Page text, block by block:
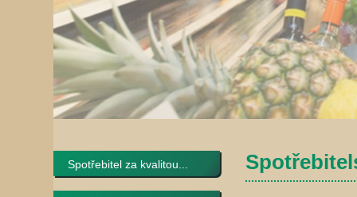
Spotřebitel za kvalitou...